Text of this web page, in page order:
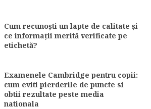
Cum recunoști un lapte de calitate și
ce informații merită verificate pe
etichetă?
Examenele Cambridge pentru copii:
cum eviti pierderile de puncte si
obtii rezultate peste media
nationala